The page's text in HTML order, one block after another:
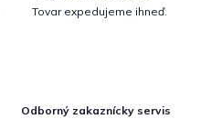
Tovar expedujeme ihneď.
Odborný zakaznícky servis